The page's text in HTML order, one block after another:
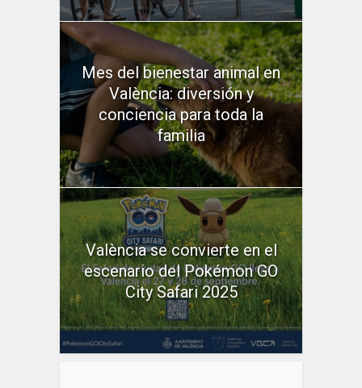
Mes del bienestar animal en
València: diversión y
conciencia para toda la
familia
València se convierte en el
escenario del Pokémon GO
City Safari 2025